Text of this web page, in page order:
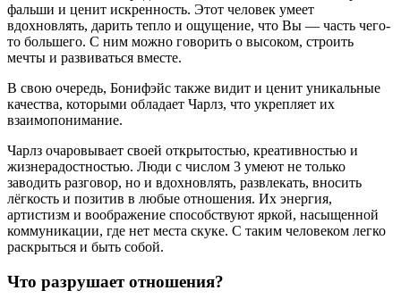
фальши и ценит искренность. Этот человек умеет
вдохновлять, дарить тепло и ощущение, что Вы — часть чего-
то большего. С ним можно говорить о высоком, строить
мечты и развиваться вместе.
В свою очередь, Бонифэйс также видит и ценит уникальные
качества, которыми обладает Чарлз, что укрепляет их
взаимопонимание.
Чарлз очаровывает своей открытостью, креативностью и
жизнерадостностью. Люди с числом 3 умеют не только
заводить разговор, но и вдохновлять, развлекать, вносить
лёгкость и позитив в любые отношения. Их энергия,
артистизм и воображение способствуют яркой, насыщенной
коммуникации, где нет места скуке. С таким человеком легко
раскрыться и быть собой.
Что разрушает отношения?